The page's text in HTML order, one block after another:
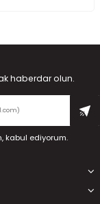
haberdar olun.
kabul ediyorum.